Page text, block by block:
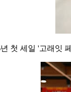
첫 세일 '고래잇